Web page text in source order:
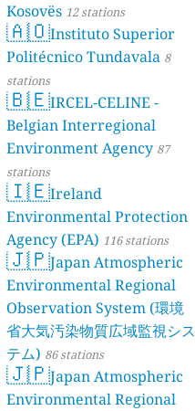
Kosovës 12 stations
🇦🇴Instituto Superior
Politécnico Tundavala 8
stations
🇧🇪IRCEL-CELINE -
Belgian Interregional
Environment Agency 87
stations
🇮🇪Ireland
Environmental Protection
Agency (EPA) 116 stations
🇯🇵Japan Atmospheric
Environmental Regional
Observation System (環境
省大気汚染物質広域監視シス
テム) 86 stations
🇯🇵Japan Atmospheric
Environmental Regional